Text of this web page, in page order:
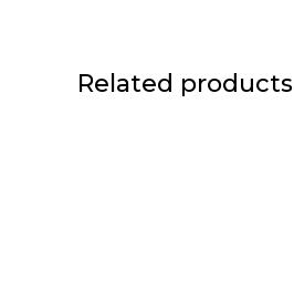
Related products